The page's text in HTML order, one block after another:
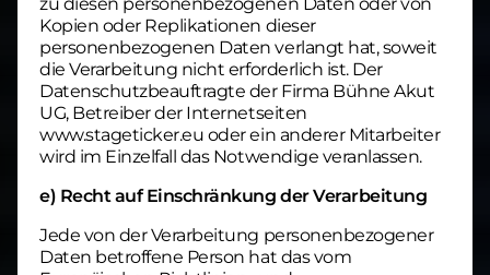
Kopien oder Replikationen dieser
personenbezogenen Daten verlangt hat, soweit
die Verarbeitung nicht erforderlich ist. Der
Datenschutzbeauftragte der Firma Bühne Akut
UG, Betreiber der Internetseiten
www.stageticker.eu oder ein anderer Mitarbeiter
wird im Einzelfall das Notwendige veranlassen.
e) Recht auf Einschränkung der Verarbeitung
Jede von der Verarbeitung personenbezogener
Daten betroffene Person hat das vom